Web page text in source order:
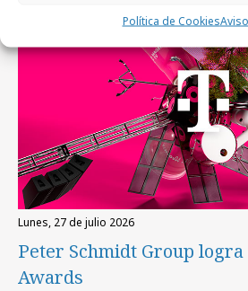
Política de Cookies
Festivales y premios
lunes, 27 de julio 2026
Peter Schmidt Group logra
Awards